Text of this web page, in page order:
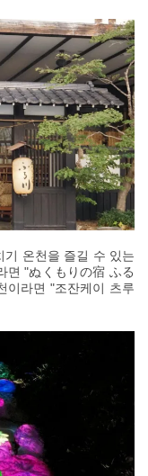
기 온천을 즐길 수 있는
면 "ぬくもりの宿 ふる
이라면 "조잔케이 츠루